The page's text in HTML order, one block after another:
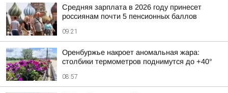
Средняя зарплата в 2026 году принесет
россиянам почти 5 пенсионных баллов
09:21
Оренбуржье накроет аномальная жара:
столбики термометров поднимутся до +40°
08:57